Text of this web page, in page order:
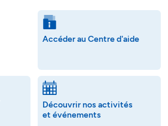
Accéder au Centre d'aide
Découvrir nos activités
et événements